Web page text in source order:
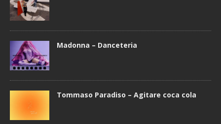
Madonna – Danceteria
Tommaso Paradiso – Agitare coca cola